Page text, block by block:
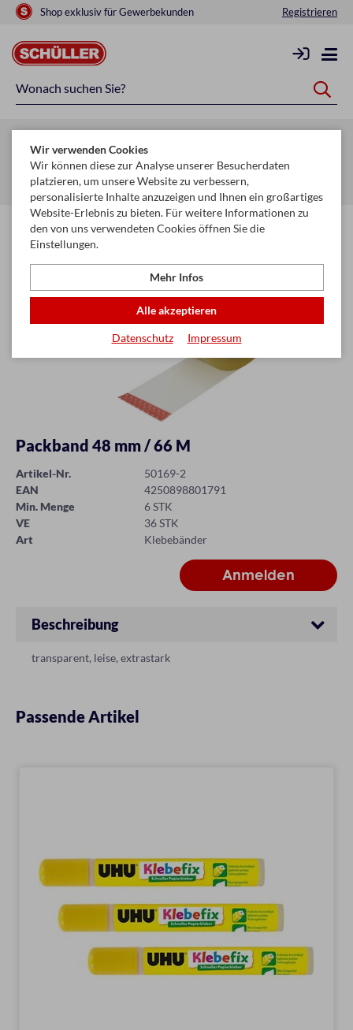
Shop exklusiv für Gewerbekunden Registrieren
Startseite Schule & Büro
Schneiden & Kleben
Klebebänder & Klebstoffe
Packband 48 mm / 66 M
Artikel-Nr.
50169-2
EAN
4250898801791
Min. Menge
6 STK
VE
36 STK
Art
Klebebänder
Beschreibung
transparent, leise, extrastark
Passende Artikel
Wir verwenden Cookies
Wir können diese zur Analyse unserer Besucherdaten
platzieren, um unsere Website zu verbessern,
personalisierte Inhalte anzuzeigen und Ihnen ein großartiges
Website-Erlebnis zu bieten. Für weitere Informationen zu
den von uns verwendeten Cookies öffnen Sie die
Einstellungen.
Mehr Infos
Alle akzeptieren
Datenschutz Impressum